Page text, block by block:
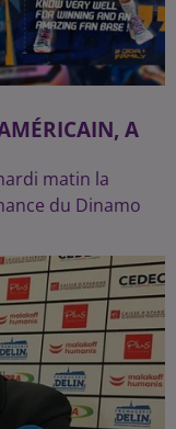
A
matin la
du Dinamo